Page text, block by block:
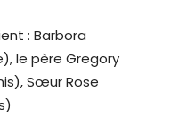
: Barbora
le père Gregory
Sœur Rose